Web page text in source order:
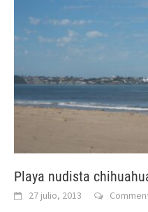
Playa nudista
27 julio, 2013